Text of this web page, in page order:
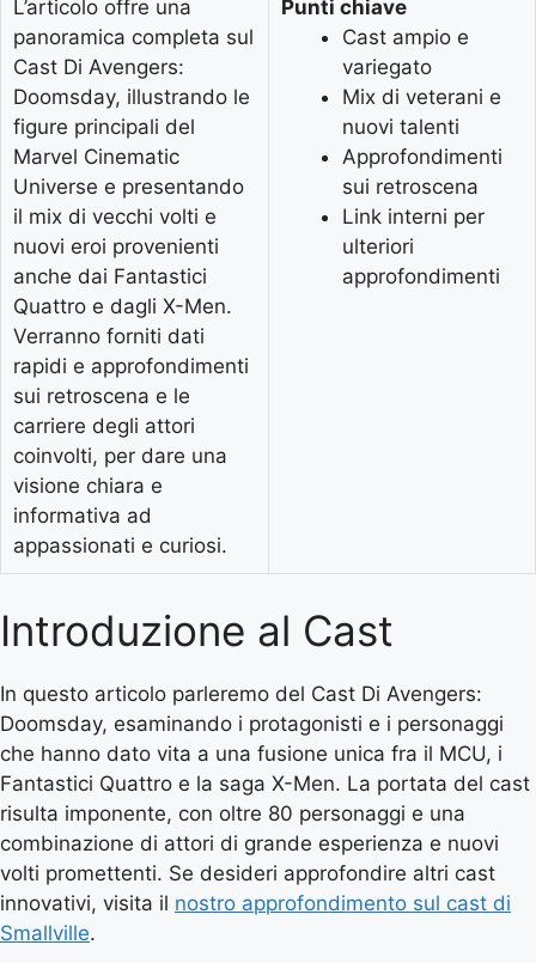
L’articolo offre una
panoramica completa sul
Cast Di Avengers:
Doomsday, illustrando le
figure principali del
Marvel Cinematic
Universe e presentando
il mix di vecchi volti e
nuovi eroi provenienti
anche dai Fantastici
Quattro e dagli X-Men.
Verranno forniti dati
rapidi e approfondimenti
sui retroscena e le
carriere degli attori
coinvolti, per dare una
visione chiara e
informativa ad
appassionati e curiosi.
Punti chiave
Cast ampio e
variegato
Mix di veterani e
nuovi talenti
Approfondimenti
sui retroscena
Link interni per
ulteriori
approfondimenti
Introduzione al Cast
In questo articolo parleremo del Cast Di Avengers:
Doomsday, esaminando i protagonisti e i personaggi
che hanno dato vita a una fusione unica fra il MCU, i
Fantastici Quattro e la saga X-Men. La portata del cast
risulta imponente, con oltre 80 personaggi e una
combinazione di attori di grande esperienza e nuovi
volti promettenti. Se desideri approfondire altri cast
innovativi, visita il nostro approfondimento sul cast di
Smallville.